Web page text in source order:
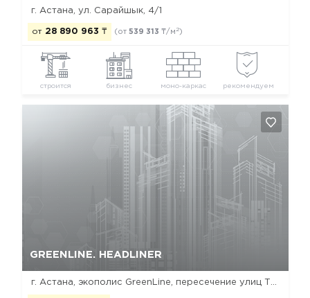
г. Астана, ул. Сарайшык, 4/1
от 28 890 963 ₸ (от 539 313 ₸/м 2)
строится бизнес моно-каркас рекомендуем
GREENLINE. HEADLINER